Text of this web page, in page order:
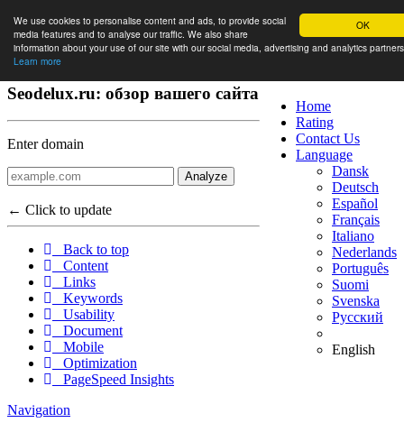
OK
We use cookies to personalise content and ads, to provide social
media features and to analyse our traffic. We also share
information about your use of our site with our social media, advertising and analytics
Learn more
Home
Rating
Contact Us
Language
Dansk
Deutsch
Español
Français
Italiano
Nederlands
Português
Suomi
Svenska
Русский
English
Seodelux.ru: обзор вашего сайта
Enter domain
Analyze
← Click to update
Back to top
Content
Links
Keywords
Usability
Document
Mobile
Optimization
PageSpeed Insights
Navigation